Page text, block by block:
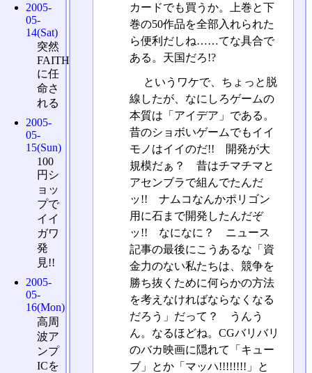
カードでも買うか。上巻と下
巻の50作品を全部入れられた
ら便利だしね……てな具合で
ある。天国だろ!?
というワケで、ちょっと脱
線したが、なにしろゲームの
本質は「アイデア」である。
昔のショボいゲームでもイイ
モノはイイのだ!! 開発が大
規模だぁ？ 昔はチマチマと
アセンブラで組んでたんだ
ッ!! ナムコなんかポリゴン
用に石まで開発したんだぞ
ッ!! なになに？ ニュース
記事の最後にこうあるな「資
金力のない私たちは、競争を
勝ち抜くために何らかの方法
を考えなければならなくなる
だろう」だって？ うんう
ん。なるほどね。CGバリバリ
のバカ映画に隠れて「キュー
ブ」とか「マッハ!!!!!!!!」と
2005-
05-
14(Sat)
突然
FAITH
に任
命さ
れる
2005-
05-
15(Sun)
100
円シ
ョッ
プで
イイ
ガワ
発
見!!
2005-
05-
16(Mon)
高周
波ア
ンプ
ICを